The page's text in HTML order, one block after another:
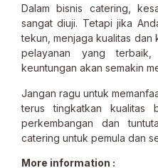
Dalam bisnis catering,
sangat diuji. Tetapi jika
tekun, menjaga kualitas dan
pelayanan yang
keuntungan akan semakin
Jangan ragu untuk
terus tingkatkan kualitas
perkembangan dan
catering untuk pemula dan
More information :